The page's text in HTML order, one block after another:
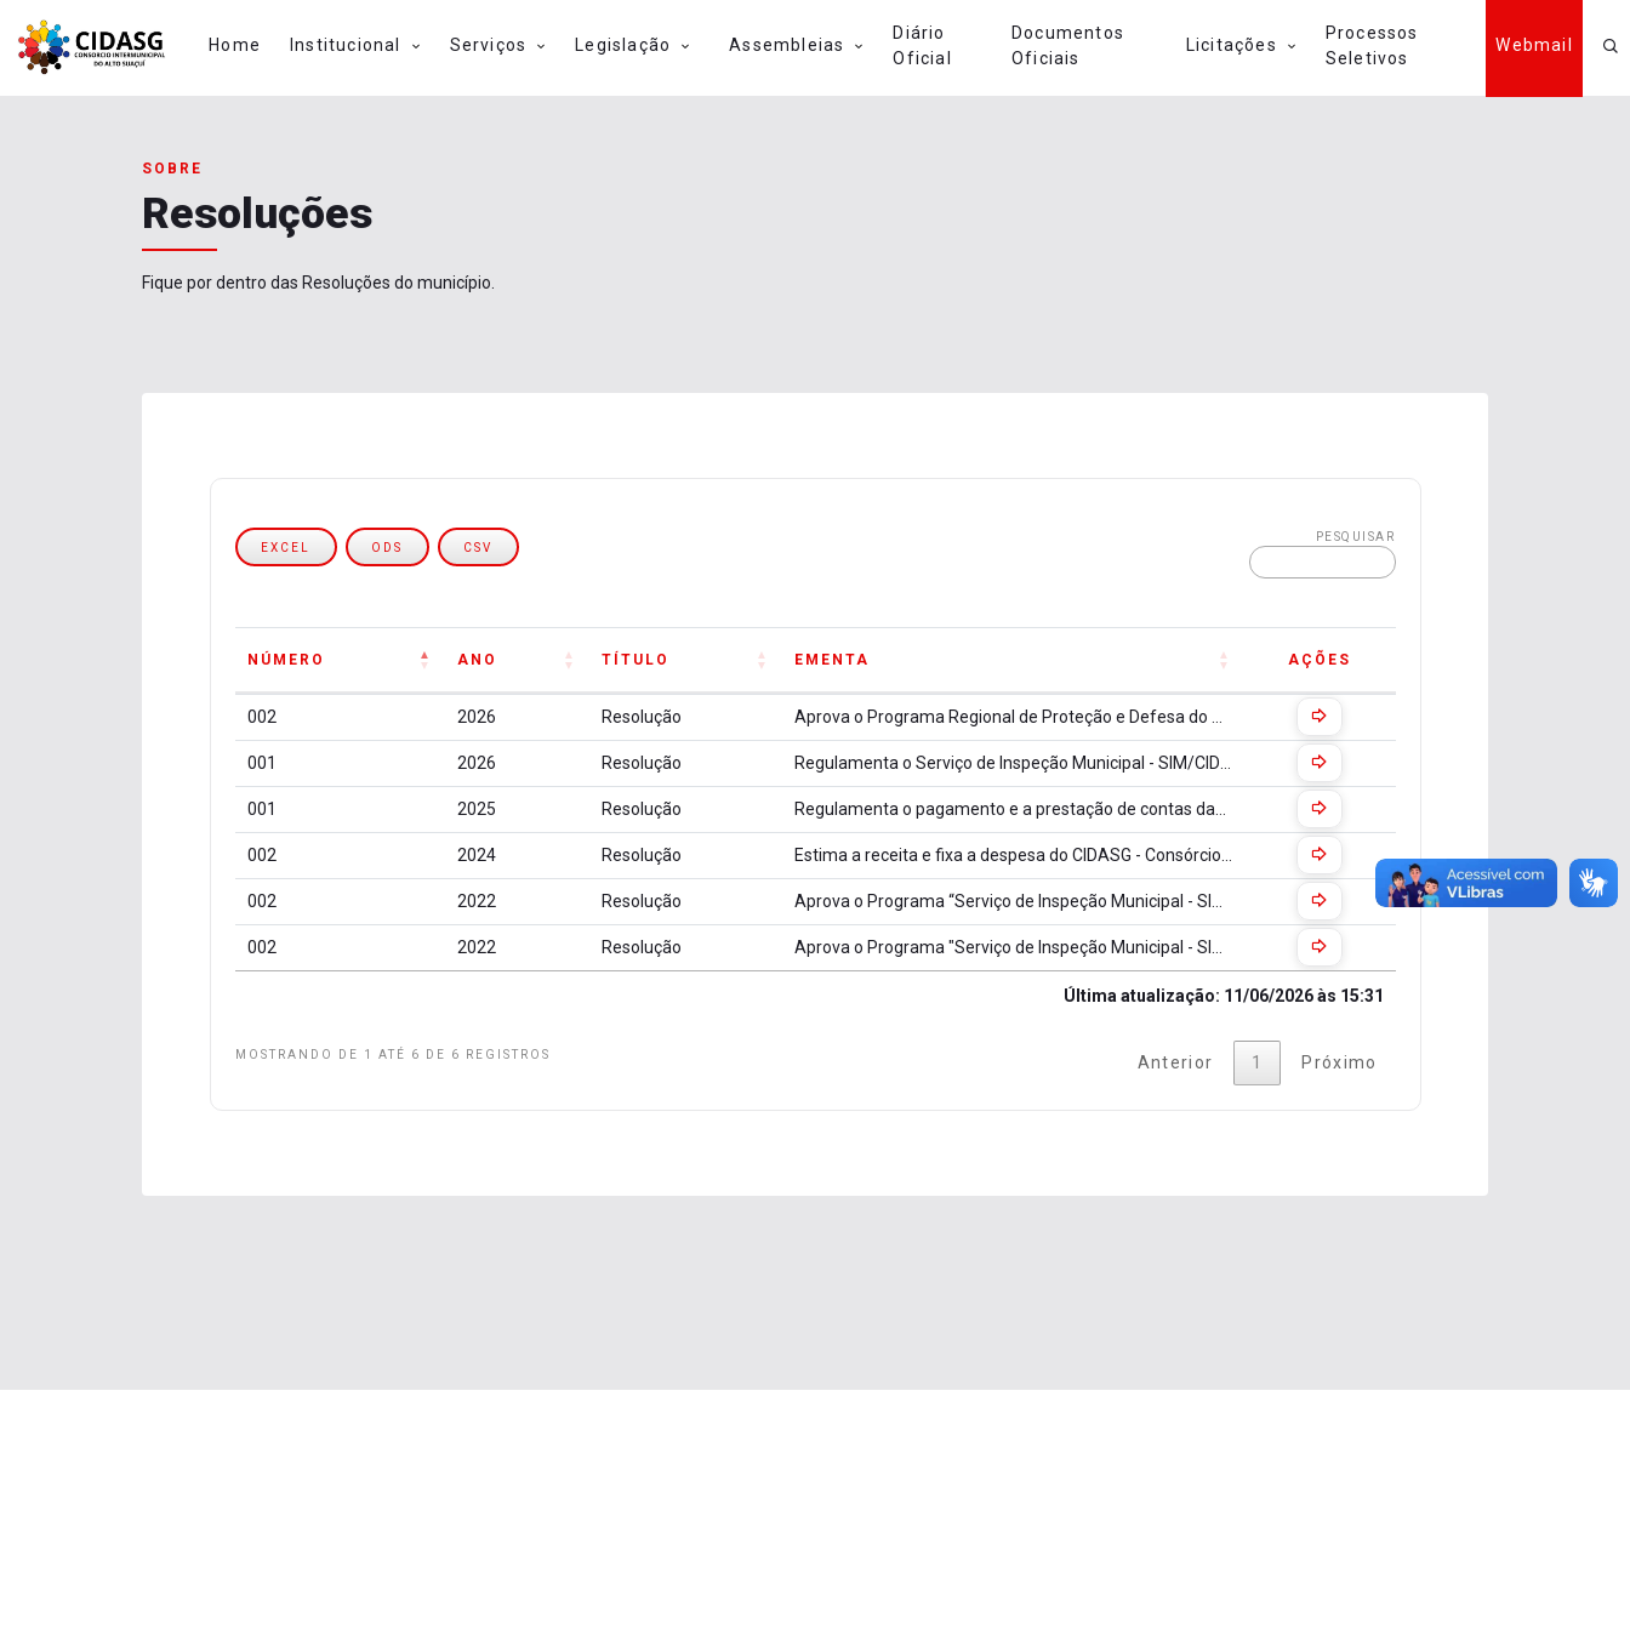
Home Institucional Serviços Legislação Assembleias
Diário
Oficial
Documentos
Oficiais
Licitações
Processos
Seletivos
Webmail
SOBRE
Resoluções
Fique por dentro das Resoluções do município.
EXCEL ODS CSV
PESQUISAR
NÚMERO ANO TÍTULO EMENTA AÇÕES
AÇÕES
Última atualização: 11/06/2026 às 15:31
002 2026 Resolução
001 2026 Resolução
001 2025 Resolução
002 2024 Resolução
002 2022 Resolução
002 2022 Resolução
Última atualização: 11/06/2026 às 15:31
MOSTRANDO DE 1 ATÉ 6 DE 6 REGISTROS Anterior 1 Próximo